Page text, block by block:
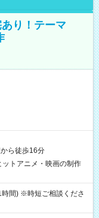
り！テーマ
ら徒歩16分
トアニメ・映画の制作
間) ※時短ご相談くださ